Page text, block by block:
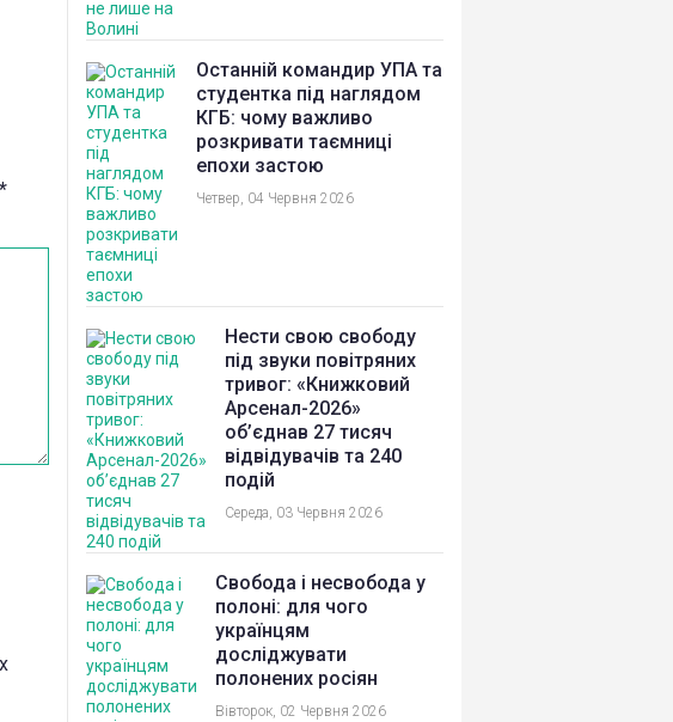
*
Останній командир УПА та
студентка під наглядом
КГБ: чому важливо
розкривати таємниці
епохи застою
Четвер, 04 Червня 2026
Нести свою свободу
під звуки повітряних
тривог: «Книжковий
Арсенал-2026»
об’єднав 27 тисяч
відвідувачів та 240
подій
Середа, 03 Червня 2026
Свобода і несвобода у
полоні: для чого
українцям
досліджувати
полонених росіян
Вівторок, 02 Червня 2026